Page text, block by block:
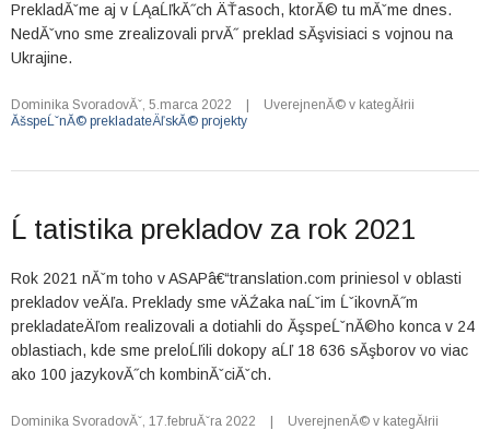
PrekladĂˇme aj v ĹĄaĹľkĂ˝ch ÄŤasoch, ktorĂ© tu mĂˇme dnes.
NedĂˇvno sme zrealizovali prvĂ˝ preklad sĂşvisiaci s vojnou na
Ukrajine.
Dominika SvoradovĂˇ, 5.marca 2022
UverejnenĂ© v kategĂłrii
ĂšspeĹˇnĂ© prekladateÄľskĂ© projekty
Ĺ tatistika prekladov za rok 2021
Rok 2021 nĂˇm toho v ASAPâ€“translation.com priniesol v oblasti
prekladov veÄľa. Preklady sme vÄŹaka naĹˇim ĹˇikovnĂ˝m
prekladateÄľom realizovali a dotiahli do ĂşspeĹˇnĂ©ho konca v 24
oblastiach, kde sme preloĹľili dokopy aĹľ 18 636 sĂşborov vo viac
ako 100 jazykovĂ˝ch kombinĂˇciĂˇch.
Dominika SvoradovĂˇ, 17.februĂˇra 2022
UverejnenĂ© v kategĂłrii